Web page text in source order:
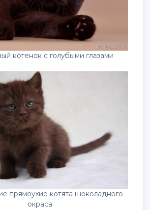
котенок с голубыми глазами
прямоухие котята шоколадного
окраса